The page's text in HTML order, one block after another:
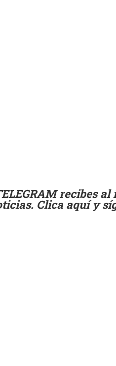
recibes
Clica aquí y